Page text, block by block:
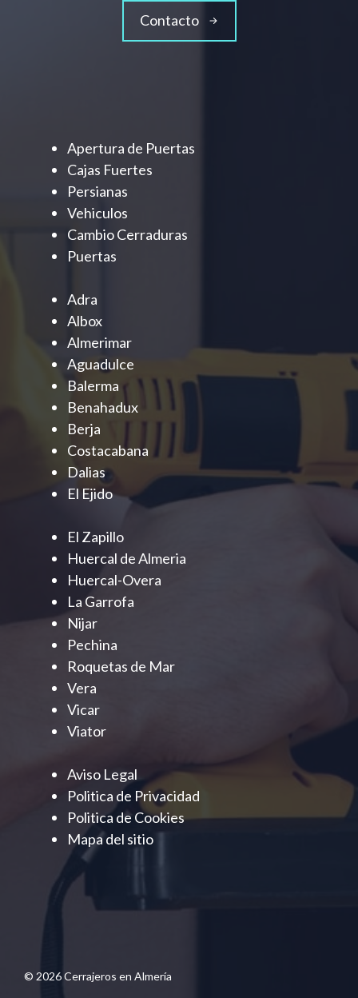
Contacto
Apertura de Puertas
Cajas Fuertes
Persianas
Vehiculos
Cambio Cerraduras
Puertas
Adra
Albox
Almerimar
Aguadulce
Balerma
Benahadux
Berja
Costacabana
Dalias
El Ejido
El Zapillo
Huercal de Almeria
Huercal-Overa
La Garrofa
Nijar
Pechina
Roquetas de Mar
Vera
Vicar
Viator
Aviso Legal
Politica de Privacidad
Politica de Cookies
Mapa del sitio
© 2026 Cerrajeros en Almería